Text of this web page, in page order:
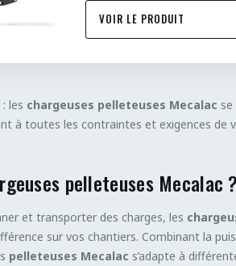
VOIR LE PRODUIT
les chargeuses pelleteuses Mecalac
à toutes les contraintes et exigences de
pelleteuses Mecalac ?
et transporter des charges, les
sur vos chantiers. Combinant la
pelleteuses Mecalac s’adapte à